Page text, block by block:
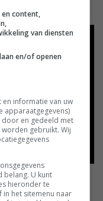
en content,
van diensten
en/of openen
informatie van uw
apparaatgegevens)
en gedeeld met
gebruikt. Wij
belang. U kunt
hieronder te
het sitemenu naar